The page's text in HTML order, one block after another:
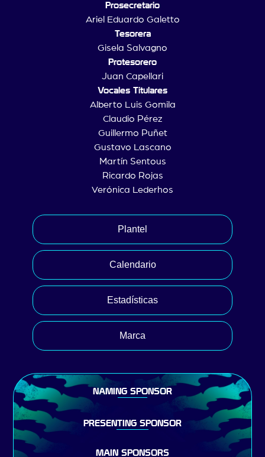
Plantel
Calendario
Estadísticas
Marca
Prosecretario
Ariel Eduardo Galetto
Tesorera
Gisela Salvagno
Protesorero
Juan Capellari
Vocales Titulares
Alberto Luis Gomila
Claudio Pérez
Guillermo Puñet
Gustavo Lascano
Martín Sentous
Ricardo Rojas
Verónica Lederhos
NAMING SPONSOR
PRESENTING SPONSOR
MAIN SPONSORS